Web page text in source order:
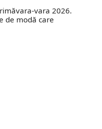
vara 2026.
de modă care